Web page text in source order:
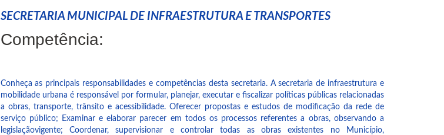
SECRETARIA MUNICIPAL DE INFRAESTRUTURA E TRANSPORTES
Competência:
Conheça as principais responsabilidades e competências desta secretaria. A secretaria de infraestrutura e
mobilidade urbana é responsável por formular, planejar, executar e fiscalizar políticas públicas relacionadas
a obras, transporte, trânsito e acessibilidade. Oferecer propostas e estudos de modificação da rede de
serviço público; Examinar e elaborar parecer em todos os processos referentes a obras, observando a
legislaçãovigente; Coordenar, supervisionar e controlar todas as obras existentes no Município,